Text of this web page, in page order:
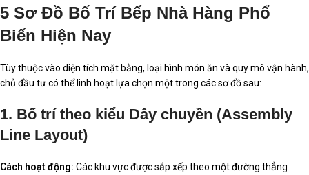
5 Sơ Đồ Bố Trí Bếp Nhà Hàng Phổ
Biến Hiện Nay
Tùy thuộc vào diện tích mặt bằng, loại hình món ăn và quy mô vận hành,
chủ đầu tư có thể linh hoạt lựa chọn một trong các sơ đồ sau:
1. Bố trí theo kiểu Dây chuyền (Assembly
Line Layout)
Cách hoạt động: Các khu vực được sắp xếp theo một đường thẳng